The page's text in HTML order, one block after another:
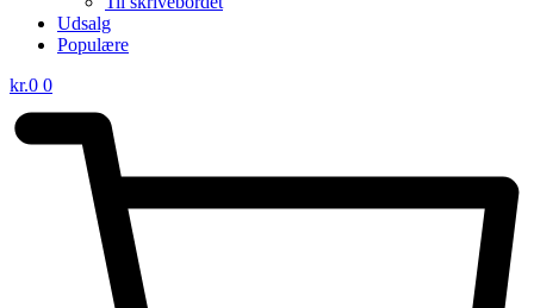
Udsalg
Populære
kr.0 0